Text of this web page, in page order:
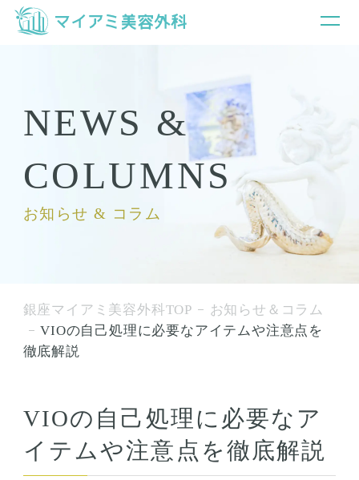
NEWS &
COLUMNS
お知らせ & コラム
銀座マイアミ美容外科TOP
お知らせ＆コラム
VIOの自己処理に必要なアイテムや注意点を
徹底解説
VIOの自己処理に必要なア
イテムや注意点を徹底解説